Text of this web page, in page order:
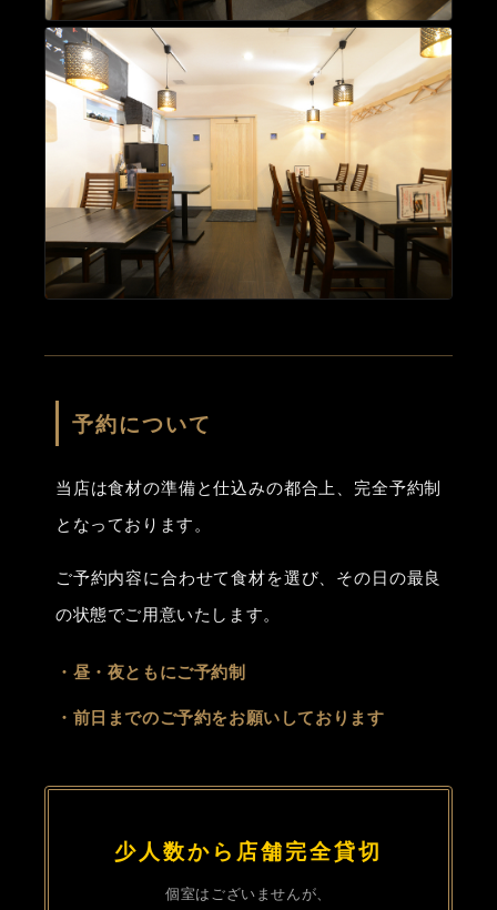
予約について
当店は食材の準備と仕込みの都合上、完全予約制
となっております。
ご予約内容に合わせて食材を選び、その日の最良
の状態でご用意いたします。
・昼・夜ともにご予約制
・前日までのご予約をお願いしております
少人数から店舗完全貸切
個室はございませんが、